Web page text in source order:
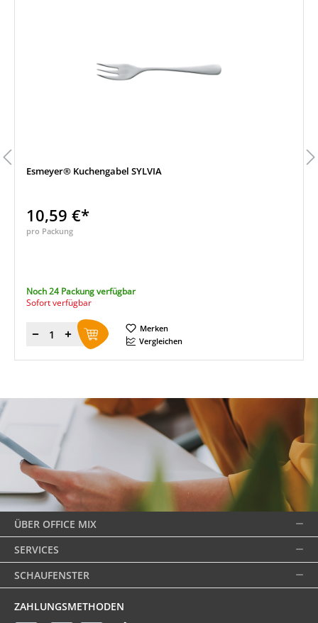
Esmeyer® Kuchengabel SYLVIA
10,59 €*
pro Packung
Noch 24 Packung verfügbar
Sofort verfügbar
Menge
Merken
Vergleichen
ÜBER OFFICE MIX
SERVICES
SCHAUFENSTER
ZAHLUNGSMETHODEN